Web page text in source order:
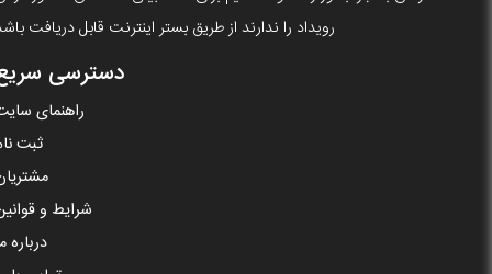
رویداد را ندارند از طریق بستر اینترنت قابل دریافت
دسترسی
راهنمای
ثبت
شرایط و
درباره